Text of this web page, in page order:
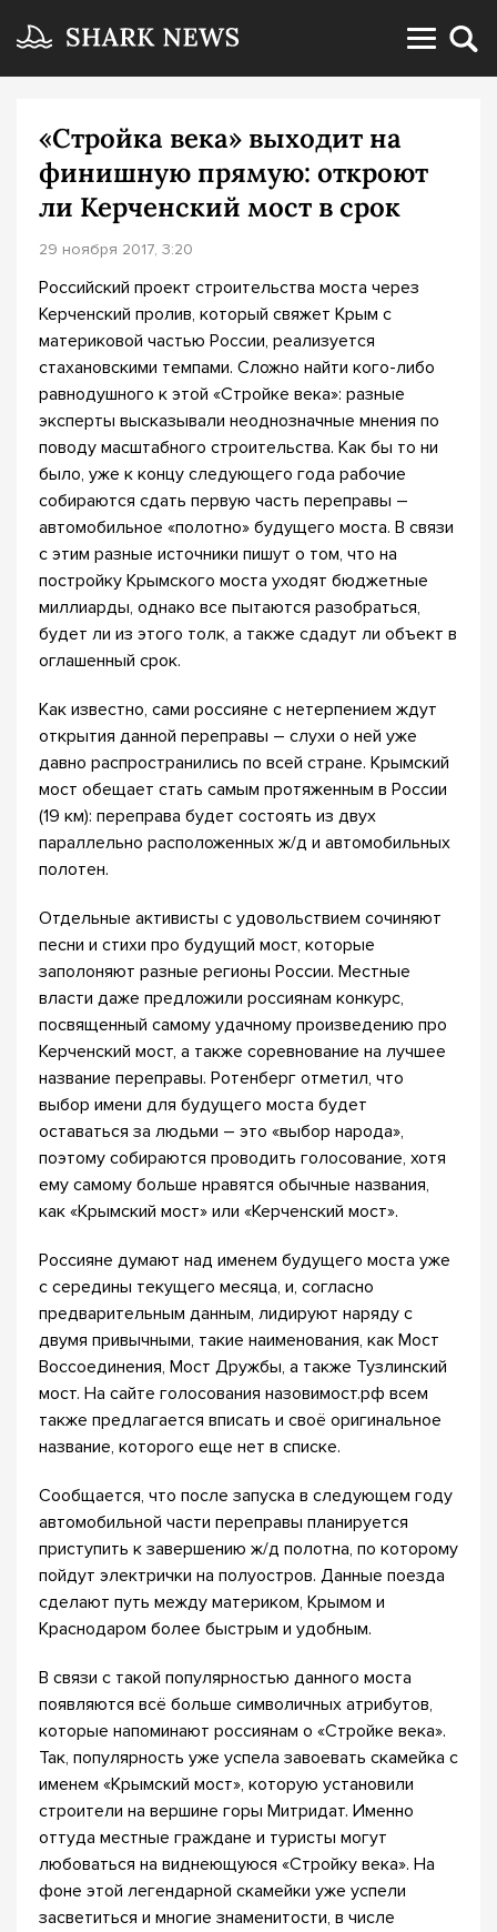
«Стройка века» выходит на
финишную прямую: откроют
ли Керченский мост в срок
29 ноября 2017, 3:20
Российский проект строительства моста через
Керченский пролив, который свяжет Крым с
материковой частью России, реализуется
стахановскими темпами. Сложно найти кого-либо
равнодушного к этой «Стройке века»: разные
эксперты высказывали неоднозначные мнения по
поводу масштабного строительства. Как бы то ни
было, уже к концу следующего года рабочие
собираются сдать первую часть переправы –
автомобильное «полотно» будущего моста. В связи
с этим разные источники пишут о том, что на
постройку Крымского моста уходят бюджетные
миллиарды, однако все пытаются разобраться,
будет ли из этого толк, а также сдадут ли объект в
оглашенный срок.
Как известно, сами россияне с нетерпением ждут
открытия данной переправы – слухи о ней уже
давно распространились по всей стране. Крымский
мост обещает стать самым протяженным в России
(19 км): переправа будет состоять из двух
параллельно расположенных ж/д и автомобильных
полотен.
Отдельные активисты с удовольствием сочиняют
песни и стихи про будущий мост, которые
заполоняют разные регионы России. Местные
власти даже предложили россиянам конкурс,
посвященный самому удачному произведению про
Керченский мост, а также соревнование на лучшее
название переправы. Ротенберг отметил, что
выбор имени для будущего моста будет
оставаться за людьми – это «выбор народа»,
поэтому собираются проводить голосование, хотя
ему самому больше нравятся обычные названия,
как «Крымский мост» или «Керченский мост».
Россияне думают над именем будущего моста уже
с середины текущего месяца, и, согласно
предварительным данным, лидируют наряду с
двумя привычными, такие наименования, как Мост
Воссоединения, Мост Дружбы, а также Тузлинский
мост. На сайте голосования назовимост.рф всем
также предлагается вписать и своё оригинальное
название, которого еще нет в списке.
Сообщается, что после запуска в следующем году
автомобильной части переправы планируется
приступить к завершению ж/д полотна, по которому
пойдут электрички на полуостров. Данные поезда
сделают путь между материком, Крымом и
Краснодаром более быстрым и удобным.
В связи с такой популярностью данного моста
появляются всё больше символичных атрибутов,
которые напоминают россиянам о «Стройке века».
Так, популярность уже успела завоевать скамейка с
именем «Крымский мост», которую установили
строители на вершине горы Митридат. Именно
оттуда местные граждане и туристы могут
любоваться на виднеющуюся «Стройку века». На
фоне этой легендарной скамейки уже успели
засветиться и многие знаменитости, в числе